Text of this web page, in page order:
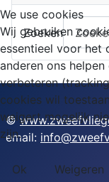
Zoeken
©
email:
We use cookies
Wij gebruiken
essentieel voor het
anderen ons
verbeteren
cookies wil
weigert mogelijk
zijn.
Ok Weigeren